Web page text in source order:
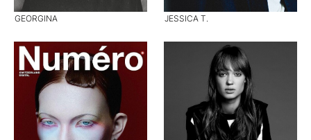
GEORGINA JESSICA T.